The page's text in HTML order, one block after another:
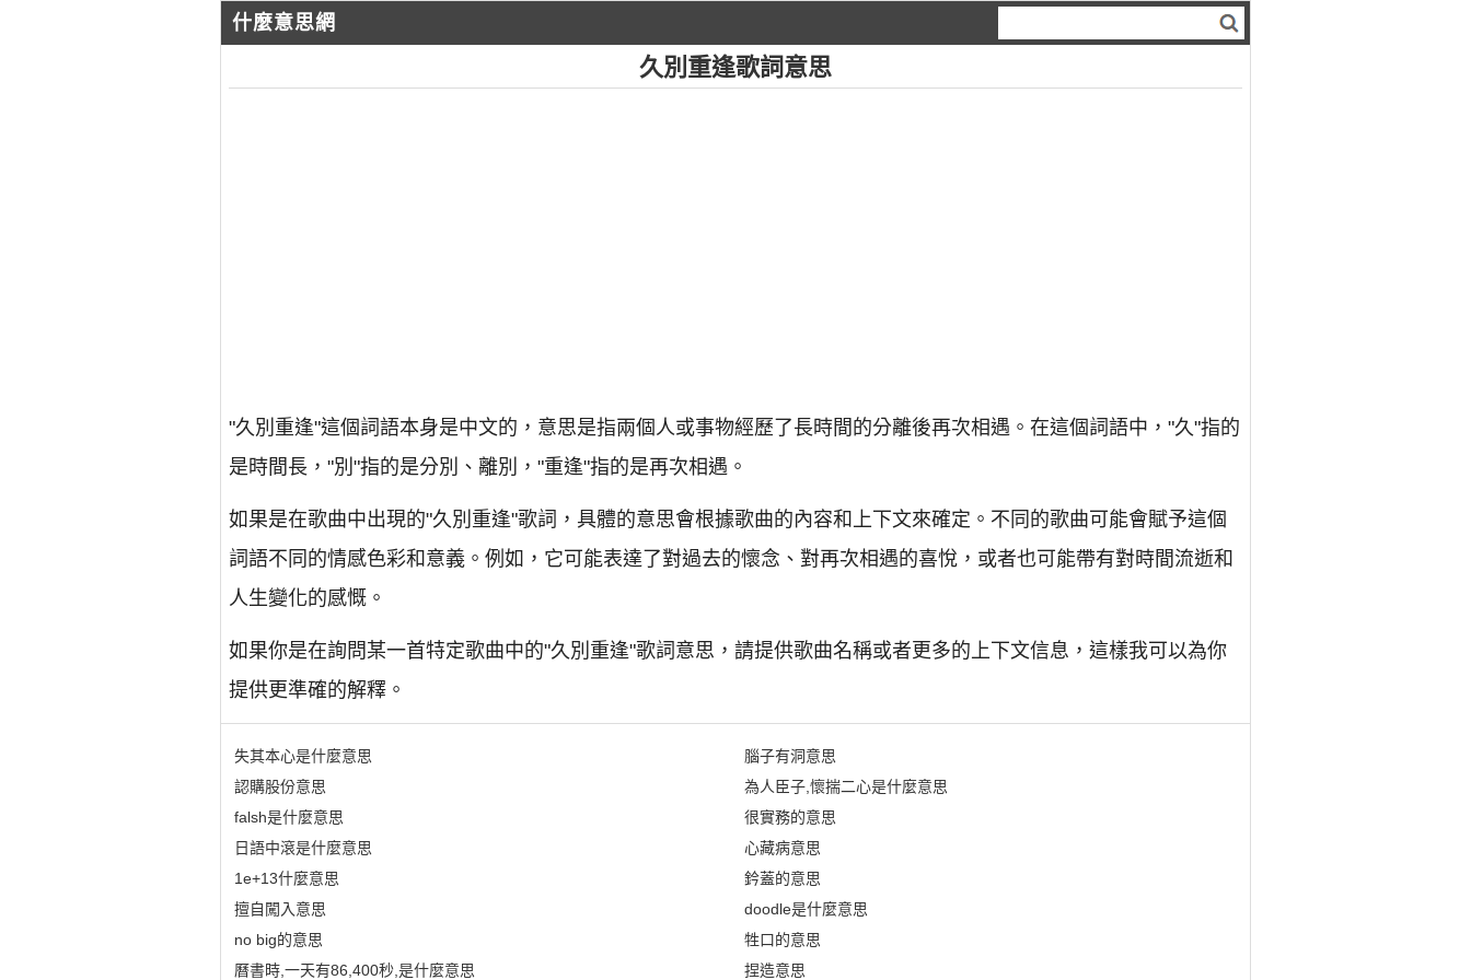
什麼意思網
久別重逢歌詞意思
"久別重逢"這個詞語本身是中文的，意思是指兩個人或事物經歷了長時間的分離後再次相遇。在這個詞語中，"久"指的
是時間長，"別"指的是分別、離別，"重逢"指的是再次相遇。
如果是在歌曲中出現的"久別重逢"歌詞，具體的意思會根據歌曲的內容和上下文來確定。不同的歌曲可能會賦予這個
詞語不同的情感色彩和意義。例如，它可能表達了對過去的懷念、對再次相遇的喜悅，或者也可能帶有對時間流逝和
人生變化的感慨。
如果你是在詢問某一首特定歌曲中的"久別重逢"歌詞意思，請提供歌曲名稱或者更多的上下文信息，這樣我可以為你
提供更準確的解釋。
失其本心是什麼意思
認購股份意思
falsh是什麼意思
日語中滾是什麼意思
1e+13什麼意思
擅自闖入意思
no big的意思
曆書時,一天有86,400秒,是什麼意思
腦子有洞意思
為人臣子,懷揣二心是什麼意思
很實務的意思
心藏病意思
鈐蓋的意思
doodle是什麼意思
牲口的意思
捏造意思